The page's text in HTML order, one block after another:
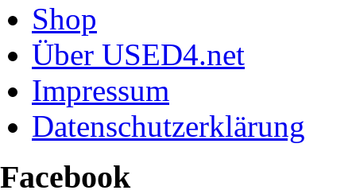
Shop
Über USED4.net
Impressum
Datenschutzerklärung
Facebook